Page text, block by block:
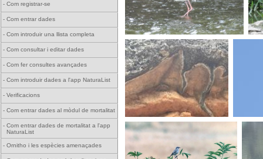
- Com registrar-se
- Com entrar dades
- Com introduir una llista completa
- Com consultar i editar dades
- Com fer consultes avançades
- Com introduir dades a l'app NaturaList
- Verificacions
- Com entrar dades al mòdul de mortalitat
- Com entrar dades de mortalitat a l'app
NaturaList
- Ornitho i les espècies amenaçades